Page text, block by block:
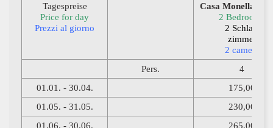
Tagespreise
Price for day
Prezzi al giorno
Casa Monella 2
2 Bedrooms
2 Schlaf-
zimmer
2 camere
Pers.
4
01.01. - 30.04.
175,00
01.05. - 31.05.
230,00
01.06. - 30.06.
265,00